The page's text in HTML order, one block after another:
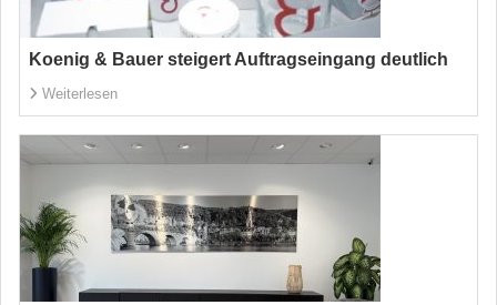
Koenig & Bauer steigert Auftragseingang deutlich
Weiterlesen